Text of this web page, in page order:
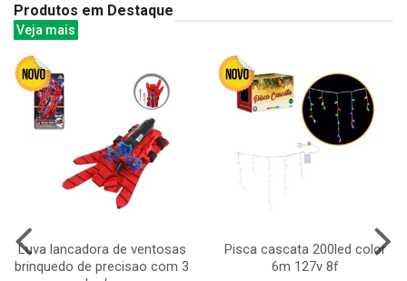
Produtos em Destaque
Veja mais
Luva lancadora de ventosas
brinquedo de precisao com 3
Pisca cascata 200led color
6m 127v 8f